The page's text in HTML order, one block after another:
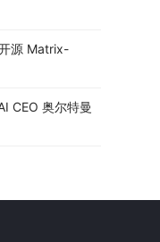
源 Matrix-
CEO 奥尔特曼